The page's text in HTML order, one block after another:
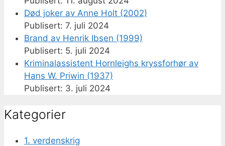
Død joker av Anne Holt (2002)
7. juli 2024
Brand av Henrik Ibsen (1999)
5. juli 2024
Kriminalassistent Hornleighs kryssforhør av
Hans W. Priwin (1937)
3. juli 2024
Kategorier
1. verdenskrig